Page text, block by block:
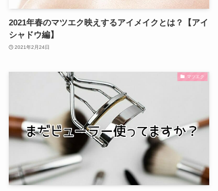
2021年春のマツエク映えするアイメイクとは？【アイ
シャドウ編】
2021年2月24日
マツエク